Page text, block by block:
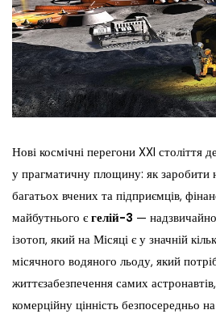
Нові космічні перегони XXI століття
у прагматичну площину: як заробити
багатьох вчених та підприємців,
майбутнього єгелій-3 —
ізотоп, який на Місяці є у значній
місячного водяного льоду, який
життєзабезпечення самих
комерційну цінність безпосередньо